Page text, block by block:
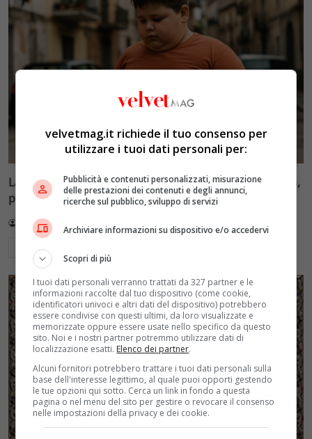
La BBC accusa: bambini italiani in sovrappeso per pizza,
pasta e pane. I dati reali
Redazione VelvetMAG
Leggi di più
velvetmag.it richiede il tuo consenso per
utilizzare i tuoi dati personali per:
Pubblicità e contenuti personalizzati, misurazione
delle prestazioni dei contenuti e degli annunci,
ricerche sul pubblico, sviluppo di servizi
Archiviare informazioni su dispositivo e/o accedervi
Scopri di più
I tuoi dati personali verranno trattati da 327 partner e le
informazioni raccolte dal tuo dispositivo (come cookie,
identificatori univoci e altri dati del dispositivo) potrebbero
essere condivise con questi ultimi, da loro visualizzate e
memorizzate oppure essere usate nello specifico da questo
sito. Noi e i nostri partner potremmo utilizzare dati di
localizzazione esatti. Elenco dei partner.
Alcuni fornitori potrebbero trattare i tuoi dati personali sulla
base dell'interesse legittimo, al quale puoi opporti gestendo
le tue opzioni qui sotto. Cerca un link in fondo a questa
pagina o nel menu del sito per gestire o revocare il consenso
nelle impostazioni della privacy e dei cookie.